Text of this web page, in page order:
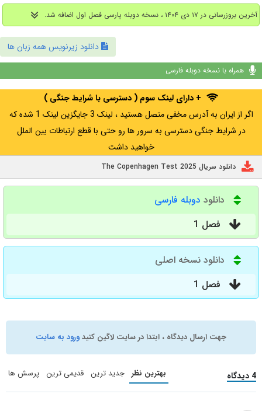
آخرین بروزرسانی در ۱۷ دی ۱۴۰۴ ، نسخه دوبله پارسی فصل اول اضافه شد.
دانلود زیرنویس همه زبان ها
همراه با نسخه دوبله فارسی
+ دارای لینک سوم ( دسترسی با شرایط جنگی )
اگر از ایران به آدرس مخفی متصل هستید ، لینک 3 جایگزین لینک 1 شده که
در شرایط جنگی دسترسی به سرور ها رو حتی با قطع ارتباطات بین الملل
خواهید داشت
دانلود سریال The Copenhagen Test 2025
دانلود دوبله فارسی
فصل 1
دانلود نسخه اصلی
فصل 1
جهت ارسال دیدگاه ، ابتدا در سایت لاگین کنیدورود به سایت
4 دیدگاه بهترین نظر جدید ترین قدیمی ترین پرسش ها